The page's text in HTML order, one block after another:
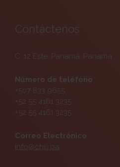
Contáctenos
C. 12 Este, Panamá, Panama
Número de teléfono
+507 833 9655
+52 55 4161 3235
+52 55 4161 3235
Correo Electrónico
info@chili.pa